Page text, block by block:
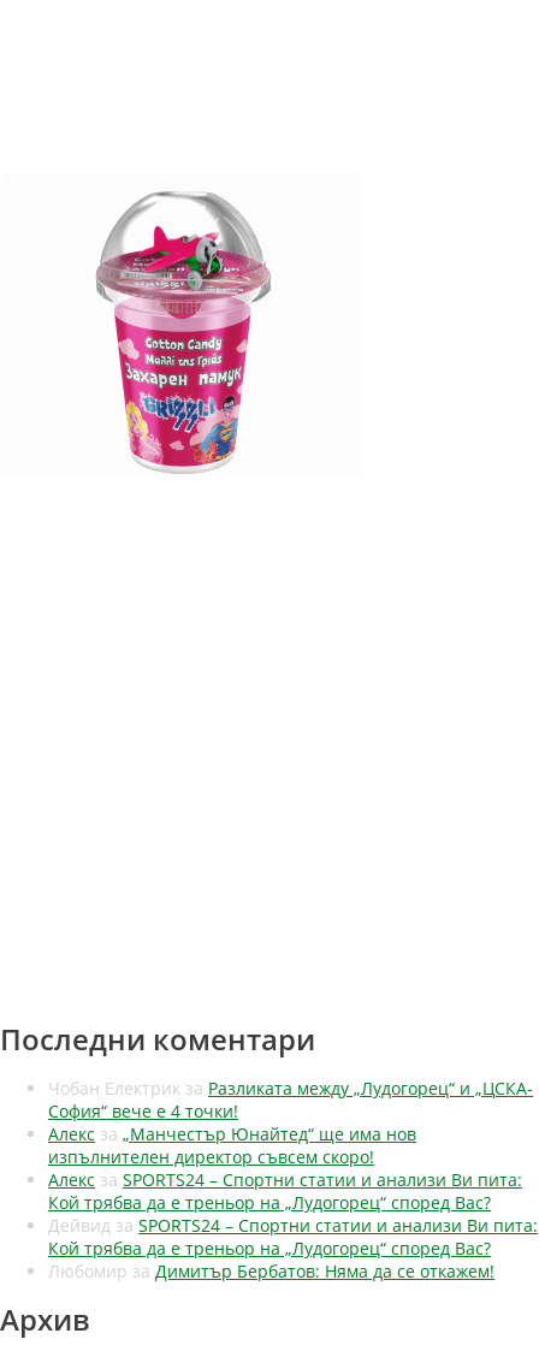
Последни коментари
Чобан Електрик за Разликата между „Лудогорец“ и „ЦСКА-
София“ вече е 4 точки!
Алекс за „Манчестър Юнайтед“ ще има нов
изпълнителен директор съвсем скоро!
Алекс за SPORTS24 – Спортни статии и анализи Ви пита:
Кой трябва да е треньор на „Лудогорец“ според Вас?
Дейвид за SPORTS24 – Спортни статии и анализи Ви пита:
Кой трябва да е треньор на „Лудогорец“ според Вас?
Любомир за Димитър Бербатов: Няма да се откажем!
Архив